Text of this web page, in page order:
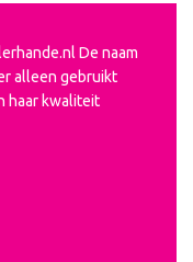
De naam
alleen gebruikt
haar kwaliteit